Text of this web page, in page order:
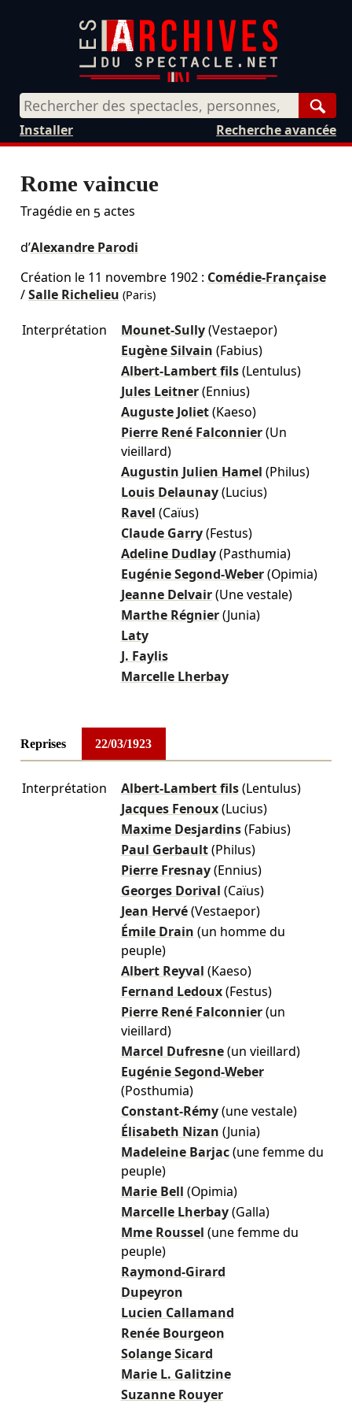
Recherche avancée
Installer
Rome vaincue
Tragédie en 5 actes
d’Alexandre Parodi
Création le 11 novembre 1902: Comédie-Française
/Salle Richelieu (Paris)
Interprétation Mounet-Sully (Vestaepor)
Eugène Silvain (Fabius)
Albert-Lambert fils (Lentulus)
Jules Leitner (Ennius)
Auguste Joliet (Kaeso)
Pierre René Falconnier (Un
vieillard)
Augustin Julien Hamel (Philus)
Louis Delaunay (Lucius)
Ravel (Caïus)
Claude Garry (Festus)
Adeline Dudlay (Pasthumia)
Eugénie Segond-Weber (Opimia)
Jeanne Delvair (Une vestale)
Marthe Régnier (Junia)
Laty
J. Faylis
Marcelle Lherbay
Reprises 22/03/1923
Interprétation Albert-Lambert fils (Lentulus)
Jacques Fenoux (Lucius)
Maxime Desjardins (Fabius)
Paul Gerbault (Philus)
Pierre Fresnay (Ennius)
Georges Dorival (Caïus)
Jean Hervé (Vestaepor)
Émile Drain (un homme du
peuple)
Albert Reyval (Kaeso)
Fernand Ledoux (Festus)
Pierre René Falconnier (un
vieillard)
Marcel Dufresne (un vieillard)
Eugénie Segond-Weber
(Posthumia)
Constant-Rémy (une vestale)
Élisabeth Nizan (Junia)
Madeleine Barjac (une femme du
peuple)
Marie Bell (Opimia)
Marcelle Lherbay (Galla)
Mme Roussel (une femme du
peuple)
Raymond-Girard
Dupeyron
Lucien Callamand
Renée Bourgeon
Solange Sicard
Marie L. Galitzine
Suzanne Rouyer